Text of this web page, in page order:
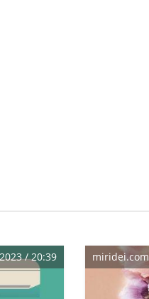
/ 20:39 miridei.com